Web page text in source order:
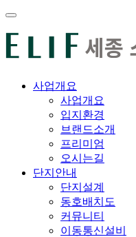
사업개요
사업개요
입지환경
브랜드소개
프리미엄
오시는길
단지안내
단지설계
동호배치도
커뮤니티
이동통신설비